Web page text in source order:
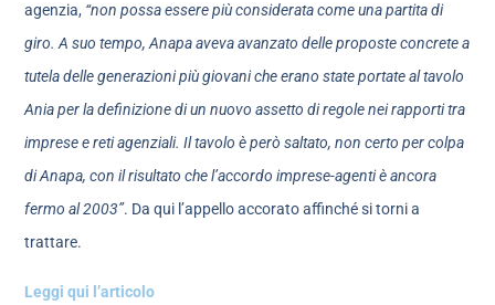
agenzia, “non possa essere più considerata come una partita di
giro. A suo tempo, Anapa aveva avanzato delle proposte concrete a
tutela delle generazioni più giovani che erano state portate al tavolo
Ania per la definizione di un nuovo assetto di regole nei rapporti tra
imprese e reti agenziali. Il tavolo è però saltato, non certo per colpa
di Anapa, con il risultato che l’accordo imprese-agenti è ancora
fermo al 2003”. Da qui l’appello accorato affinché si torni a
trattare.
Leggi qui l’articolo